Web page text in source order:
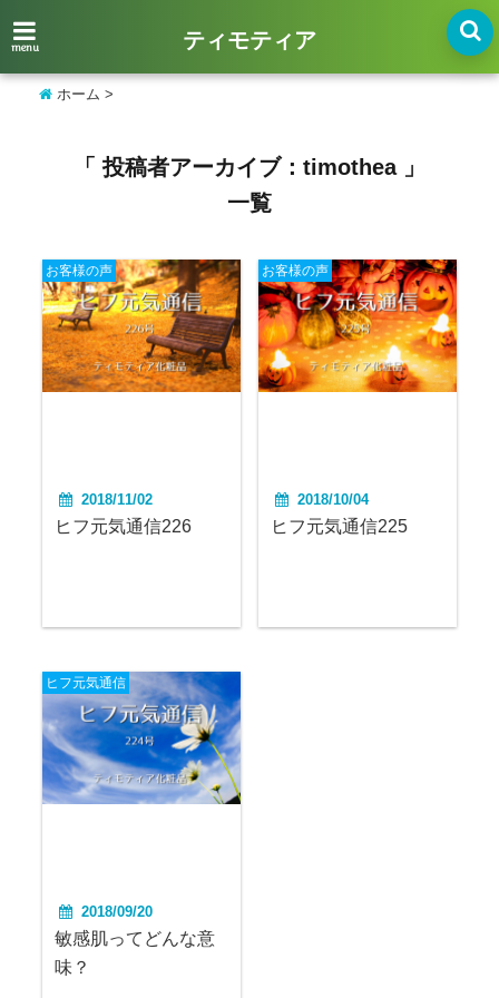
menu ティモティア
ホーム >
「 投稿者アーカイブ：timothea 」
一覧
お客様の声
2018/11/02
ヒフ元気通信226
お客様の声
2018/10/04
ヒフ元気通信225
ヒフ元気通信
2018/09/20
敏感肌ってどんな意
味？